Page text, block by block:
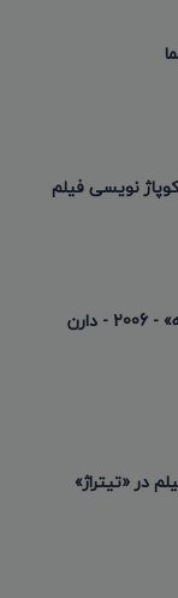
نقد و تحلیل فیلم «چشمه» - 2006 - دارن
در «تیتراژ»